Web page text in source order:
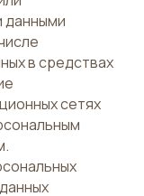
данными
в средствах
сетях